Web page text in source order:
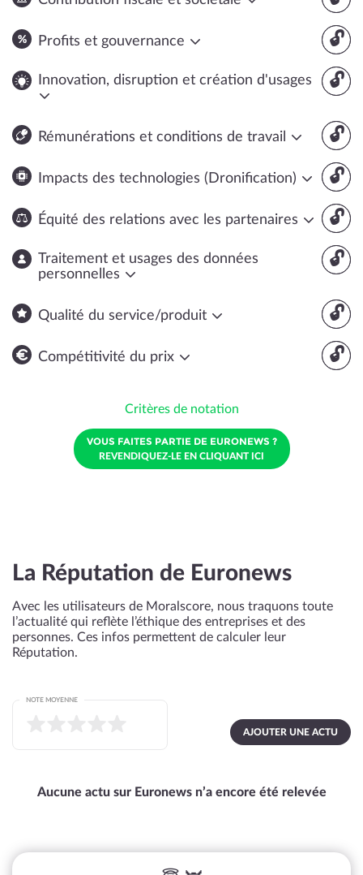
🔓
Profits et gouvernance
🔓
Innovation, disruption et création d'usages
🔓
Rémunérations et conditions de travail
🔓
Impacts des technologies (Dronification)
🔓
Équité des relations avec les partenaires
🔓
Traitement et usages des données
personnelles
🔓
Qualité du service/produit
🔓
Compétitivité du prix
Critères de notation
VOUS FAITES PARTIE DE EURONEWS ?
REVENDIQUEZ-LE EN CLIQUANT ICI
La Réputation de Euronews
Avec les utilisateurs de Moralscore, nous traquons toute
l’actualité qui reflète l’éthique des entreprises et des
personnes. Ces infos permettent de calculer leur
Réputation.
AJOUTER UNE ACTU
NOTE MOYENNE
Aucune actu sur Euronews n’a encore été relevée